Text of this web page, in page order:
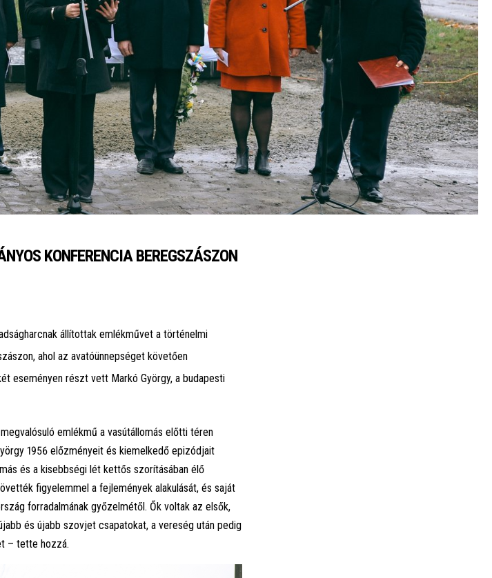
KONFERENCIA BEREGSZÁSZON
állítottak emlékművet a történelmi
ahol az avatóünnepséget követően
eseményen részt vett Markó György, a budapesti
emlékmű a vasútállomás előtti téren
1956 előzményeit és kiemelkedő epizódjait
és a kisebbségi lét kettős szorításában élő
figyelemmel a fejlemények alakulását, és saját
forradalmának győzelmétől. Ők voltak az elsők,
és újabb szovjet csapatokat, a vereség után pedig
– tette hozzá.